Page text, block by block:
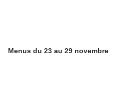
Menus du 23 au 29 novembre